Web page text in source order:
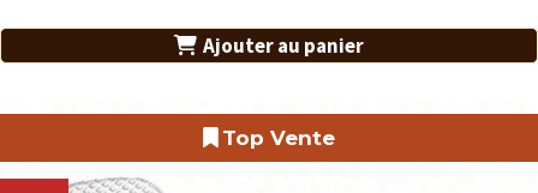
Ajouter au panier
Top Vente